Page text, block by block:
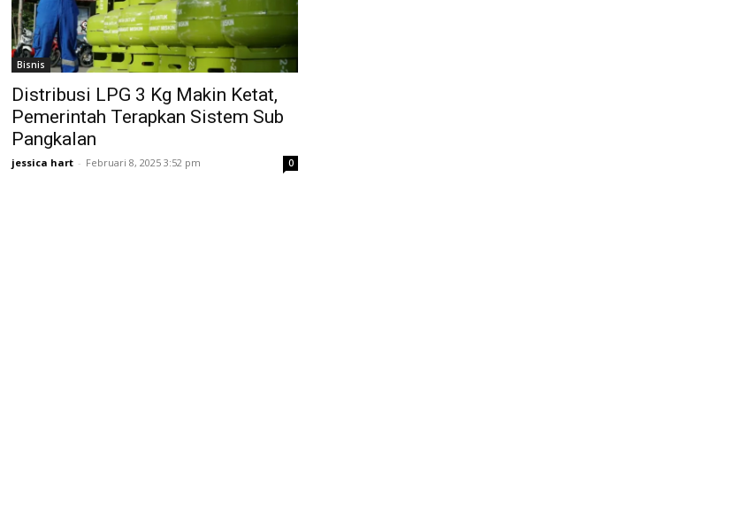
Bisnis
Distribusi LPG 3 Kg Makin Ketat,
Pemerintah Terapkan Sistem Sub
Pangkalan
jessica hart - Februari 8, 2025 3:52 pm 0